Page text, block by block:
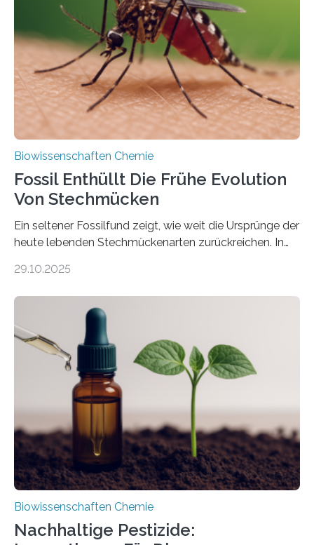
die noch heute in der Natur vorkommt: die
Süßwasseralge Coleochaetophyceae. Einige Arten
dieser Gruppe bilden aus Zellfäden dichte Geflechte
mit scheibenförmiger Gestalt. Was auffällig ist: Die
nächsten…
Biowissenschaften Chemie
Fossil Enthüllt Die Frühe Evolution
Von Stechmücken
Ein seltener Fossilfund zeigt, wie weit die Ursprünge der
heute lebenden Stechmückenarten zurückreichen. In
Forschende die bisher älteste bekannte Stechmücken-
Region Kachin in Myanmar und hat sich in
ausgezeichnetem Zustand erhalten. Es konnte als neue
Art einer neuen Gattung beschrieben werden und trägt
nun den Namen Cretosabethes primaevus. Dieser erste
fossile Nachweis einer Stechmückenlarve in Bernstein
stellt gleichzeitig den ersten Fossilfund einer
Mückenlarve aus dem Mesozoikum dar, denn…
29.10.2025
Biowissenschaften Chemie
Nachhaltige Pestizide: